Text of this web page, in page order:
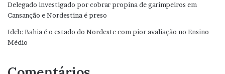
Delegado investigado por cobrar propina de garimpeiros em
Cansanção e Nordestina é preso
Ideb: Bahia é o estado do Nordeste com pior avaliação no Ensino
Médio